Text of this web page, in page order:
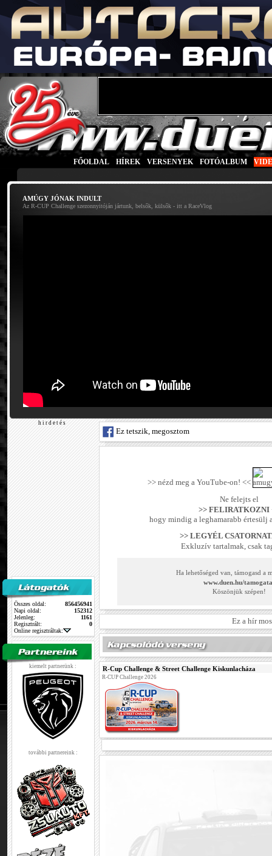
FŐOLDAL HÍREK VERSENYEK FOTÓALBUM
AMÚGY JÓNAK INDULT
Az R-CUP Challenge szezonnyitóján jártunk, belsők, külsők - itt a RaceVlog
h i r d e t é s
Összes oldal:
856456941
Napi oldal:
152312
Jelenleg:
1161
Regisztrált:
0
Online regisztráltak:
kiemelt partnerünk :
további partnereink :
Ez tetszik, megosztom
>> nézd meg a YouTube-on! <<
Ne felejts el
>> FELIRATKOZNI
hogy mindig a leghamarabb
>> LEGYÉL
Exkluzív tartalmak, csak
Ha lehetőséged van, támogasd a
www.duen.hu/
Köszönjük szépen!
Ez a hír
R-Cup Challenge & Street Challenge Kiskunlacháza
R-CUP Challenge 2026